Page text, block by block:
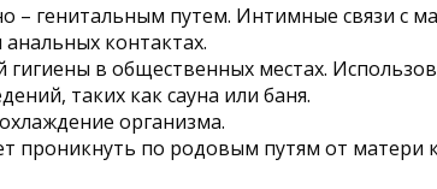
– генитальным путем. Интимные связи с
контактах.
в общественных местах.
таких как сауна или баня.
организма.
проникнуть по родовым путям от матери